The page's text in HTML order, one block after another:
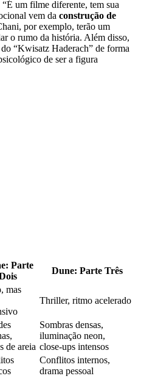
um filme diferente, tem sua
vem da construção de
por exemplo, terão um
o rumo da história. Além disso,
“Kwisatz Haderach” de forma
de ser a figura
Parte
Dune: Parte Três
mas
Thriller, ritmo acelerado
de areia
Sombras densas,
iluminação neon,
close‑ups intensos
Conflitos internos,
drama pessoal